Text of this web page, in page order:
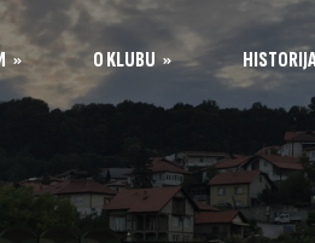
O KLUBU
Organi kluba
Sastavi po sezonama